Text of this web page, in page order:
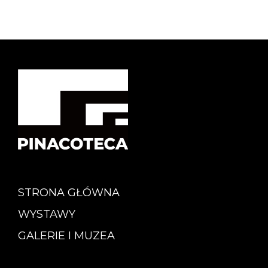
STRONA GŁÓWNA
WYSTAWY
GALERIE I MUZEA